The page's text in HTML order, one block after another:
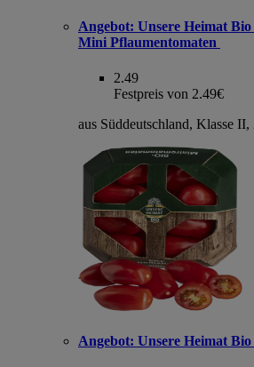
Angebot: Unsere Heimat
Mini Pflaumentomaten
2.49
Festpreis von 2.49€
aus Süddeutschland, Klasse
Angebot: Unsere Heimat